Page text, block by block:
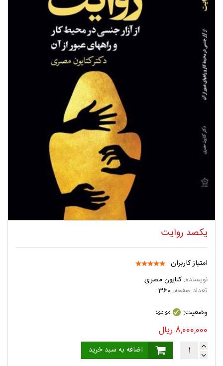
یکصد روایت
امتیاز کاربران
نویسنده: کتایون مصری
تعداد صفحه: 360
وضعیت:
8,000,000 ریال
اضافه به سبد خرید